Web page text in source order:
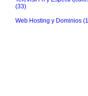
(33)
Web Hosting y Dominios